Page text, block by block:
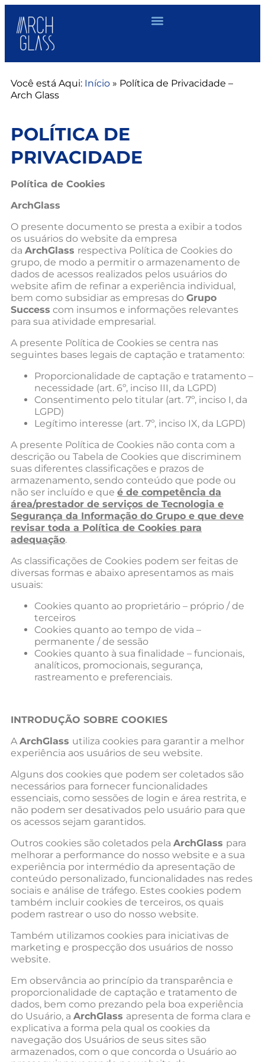
Você está Aqui: Início » Política de Privacidade –
Arch Glass
POLÍTICA DE
PRIVACIDADE
Política de Cookies
ArchGlass
O presente documento se presta a exibir a todos
os usuários do website da empresa
da ArchGlass respectiva Política de Cookies do
grupo, de modo a permitir o armazenamento de
dados de acessos realizados pelos usuários do
website afim de refinar a experiência individual,
bem como subsidiar as empresas do Grupo
Success com insumos e informações relevantes
para sua atividade empresarial.
A presente Política de Cookies se centra nas
seguintes bases legais de captação e tratamento:
Proporcionalidade de captação e tratamento –
necessidade (art. 6º, inciso III, da LGPD)
Consentimento pelo titular (art. 7º, inciso I, da
LGPD)
Legítimo interesse (art. 7º, inciso IX, da LGPD)
A presente Política de Cookies não conta com a
descrição ou Tabela de Cookies que discriminem
suas diferentes classificações e prazos de
armazenamento, sendo conteúdo que pode ou
não ser incluído e que é de competência da
área/prestador de serviços de Tecnologia e
Segurança da Informação do Grupo e que deve
revisar toda a Política de Cookies para
adequação.
As classificações de Cookies podem ser feitas de
diversas formas e abaixo apresentamos as mais
usuais:
Cookies quanto ao proprietário – próprio / de
terceiros
Cookies quanto ao tempo de vida –
permanente / de sessão
Cookies quanto à sua finalidade – funcionais,
analíticos, promocionais, segurança,
rastreamento e preferenciais.
INTRODUÇÃO SOBRE COOKIES
A ArchGlass utiliza cookies para garantir a melhor
experiência aos usuários de seu website.
Alguns dos cookies que podem ser coletados são
necessários para fornecer funcionalidades
essenciais, como sessões de login e área restrita, e
não podem ser desativados pelo usuário para que
os acessos sejam garantidos.
Outros cookies são coletados pela ArchGlass para
melhorar a performance do nosso website e a sua
experiência por intermédio da apresentação de
conteúdo personalizado, funcionalidades nas redes
sociais e análise de tráfego. Estes cookies podem
também incluir cookies de terceiros, os quais
podem rastrear o uso do nosso website.
Também utilizamos cookies para iniciativas de
marketing e prospecção dos usuários de nosso
website.
Em observância ao princípio da transparência e
proporcionalidade de captação e tratamento de
dados, bem como prezando pela boa experiência
do Usuário, a ArchGlass apresenta de forma clara e
explicativa a forma pela qual os cookies da
navegação dos Usuários de seus sites são
armazenados, com o que concorda o Usuário ao